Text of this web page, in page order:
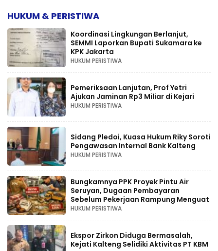
HUKUM & PERISTIWA
Koordinasi Lingkungan Berlanjut,
SEMMI Laporkan Bupati Sukamara ke
KPK Jakarta
HUKUM PERISTIWA
Pemeriksaan Lanjutan, Prof Yetri
Ajukan Jaminan Rp3 Miliar di Kejari
HUKUM PERISTIWA
Sidang Pledoi, Kuasa Hukum Riky Soroti
Pengawasan Internal Bank Kalteng
HUKUM PERISTIWA
Bungkamnya PPK Proyek Pintu Air
Seruyan, Dugaan Pembayaran
Sebelum Pekerjaan Rampung Menguat
HUKUM PERISTIWA
Ekspor Zirkon Diduga Bermasalah,
Kejati Kalteng Selidiki Aktivitas PT KBM